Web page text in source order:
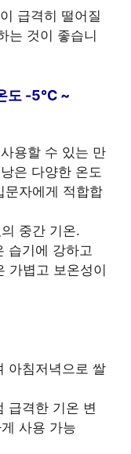
급격히 떨어질
는 것이 좋습니
도 -5℃ ~
용할 수 있는 만
은 다양한 온도
문자에게 적합합
의 중간 기온.
습기에 강하고
가볍고 보온성이
아침저녁으로 쌀
급격한 기온 변
사용 가능